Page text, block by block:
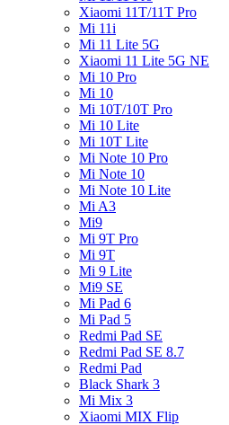
Xiaomi 11T/11T Pro
Mi 11i
Mi 11 Lite 5G
Xiaomi 11 Lite 5G NE
Mi 10 Pro
Mi 10
Mi 10T/10T Pro
Mi 10 Lite
Mi 10T Lite
Mi Note 10 Pro
Mi Note 10
Mi Note 10 Lite
Mi A3
Mi9
Mi 9T Pro
Mi 9T
Mi 9 Lite
Mi9 SE
Mi Pad 6
Mi Pad 5
Redmi Pad SE
Redmi Pad SE 8.7
Redmi Pad
Black Shark 3
Mi Mix 3
Xiaomi MIX Flip